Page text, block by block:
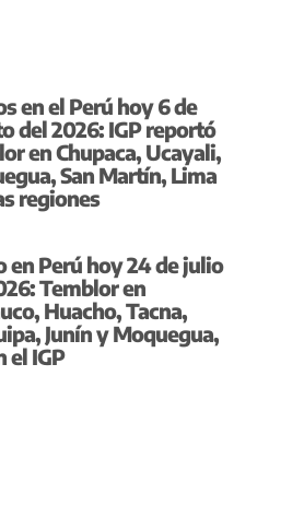
en el Perú hoy 6 de
del 2026: IGP reportó
en Chupaca, Ucayali,
San Martín, Lima
regiones
en Perú hoy 24 de julio
Temblor en
Huacho, Tacna,
Junín y Moquegua,
el IGP